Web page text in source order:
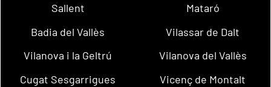
Sallent
Mataró
Badia del Vallès
Vilassar de Dalt
Vilanova i la Geltrú
Vilanova del Vallès
Cugat Sesgarrigues
Vicenç de Montalt